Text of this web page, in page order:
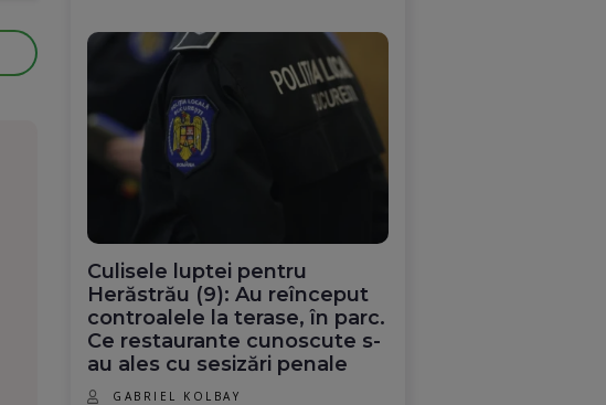
Culisele luptei pentru
Herăstrău (9): Au reînceput
controalele la terase, în parc.
Ce restaurante cunoscute s-
au ales cu sesizări penale
GABRIEL KOLBAY